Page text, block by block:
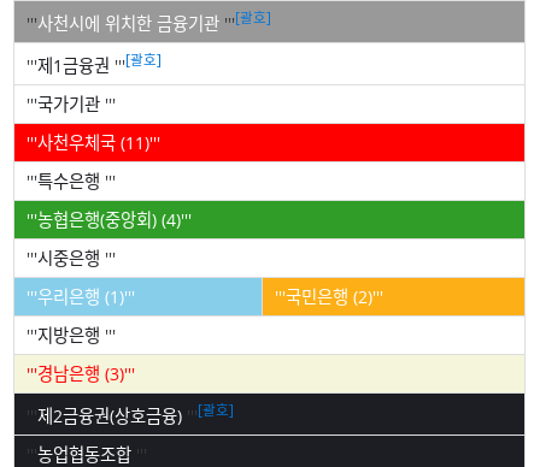
'''사천시에 위치한 금융기관 '''[괄호]
'''제1금융권 '''[괄호]
'''국가기관 '''
'''사천우체국 (11)'''
'''특수은행 '''
'''농협은행(중앙회) (4)'''
'''시중은행 '''
'''우리은행 (1)'''
'''국민은행 (2)'''
'''지방은행 '''
'''경남은행 (3)'''
'''제2금융권(상호금융) '''[괄호]
'''농업협동조합 '''